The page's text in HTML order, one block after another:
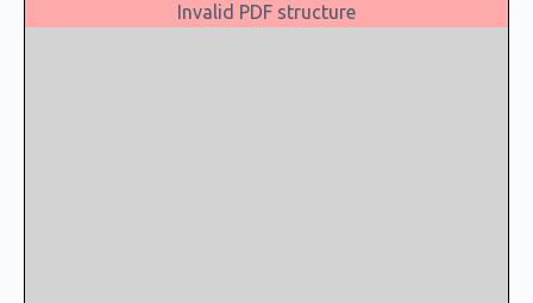
Invalid PDF structure